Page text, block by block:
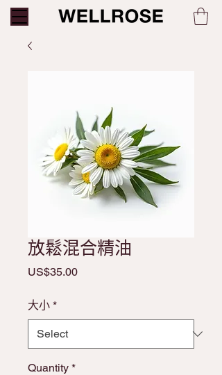
放鬆混合精油
US$35.00Price
大小 *
Quantity *